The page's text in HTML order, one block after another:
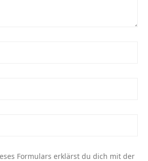
Formulars erklärst du dich mit der